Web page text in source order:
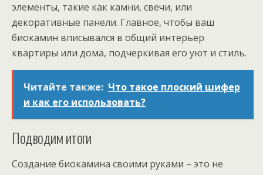
элементы, такие как камни, свечи, или
декоративные панели. Главное, чтобы ваш
биокамин вписывался в общий интерьер
квартиры или дома, подчеркивая его уют и стиль.
Читайте также: Что такое плоский шифер
и как его использовать?
Подводим итоги
Создание биокамина своими руками – это не